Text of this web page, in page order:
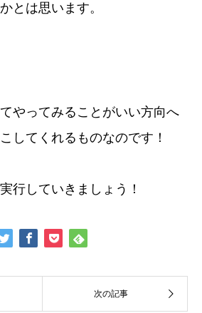
とは思います。
やってみることがいい方向へ
してくれるものなのです！
行していきましょう！